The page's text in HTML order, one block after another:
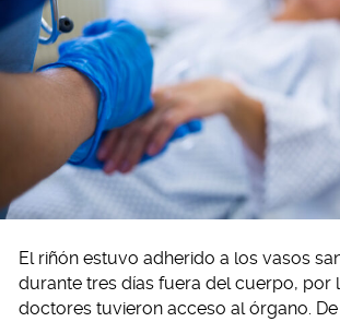
El riñón estuvo adherido a los vasos
durante tres días fuera del cuerpo, por
doctores tuvieron acceso al órgano.